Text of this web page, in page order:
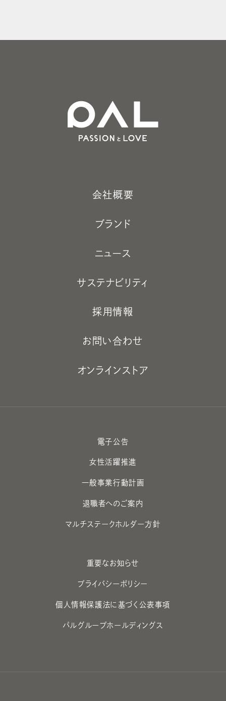
会社概要
ブランド
ニュース
サステナビリティ
採用情報
お問い合わせ
オンラインストア
電子公告
女性活躍推進
一般事業行動計画
退職者へのご案内
マルチステークホルダー方針
重要なお知らせ
プライバシーポリシー
個人情報保護法に基づく公表事項
パルグループホールディングス